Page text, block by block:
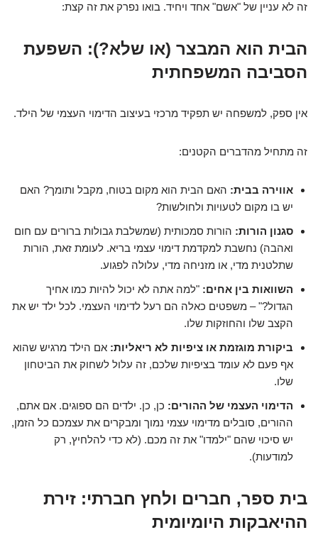
זה לא עניין של "אשם" אחד ויחיד. בואו נפרק את זה קצת:
הבית הוא המבצר (או שלא?): השפעת
הסביבה המשפחתית
אין ספק, למשפחה יש תפקיד מרכזי בעיצוב הדימוי העצמי של הילד.
זה מתחיל מהדברים הקטנים:
אווירה בבית: האם הבית הוא מקום בטוח, מקבל ותומך? האם
יש בו מקום לטעויות ולחולשות?
סגנון הורות: הורות סמכותית (שמשלבת גבולות ברורים עם חום
ואהבה) נחשבת למקדמת דימוי עצמי בריא. לעומת זאת, הורות
שתלטנית מדי, או מזניחה מדי, עלולה לפגוע.
השוואות בין אחים: "למה אתה לא יכול להיות כמו אחיך
הגדול?" – משפטים כאלה הם רעל לדימוי העצמי. לכל ילד יש את
הקצב שלו והחוזקות שלו.
ביקורת מוגזמת או ציפיות לא ריאליות: אם הילד מרגיש שהוא
אף פעם לא עומד בציפיות שלכם, זה עלול לשחוק את הביטחון
שלו.
הדימוי העצמי של ההורים: כן, כן. ילדים הם ספוגים. אם אתם,
ההורים, סובלים מדימוי עצמי נמוך ומבקרים את עצמכם כל הזמן,
יש סיכוי שהם "ילמדו" את זה מכם. (לא כדי להלחיץ, רק
למודעות).
בית ספר, חברים ולחץ חברתי: זירת
ההיאבקות היומיומית